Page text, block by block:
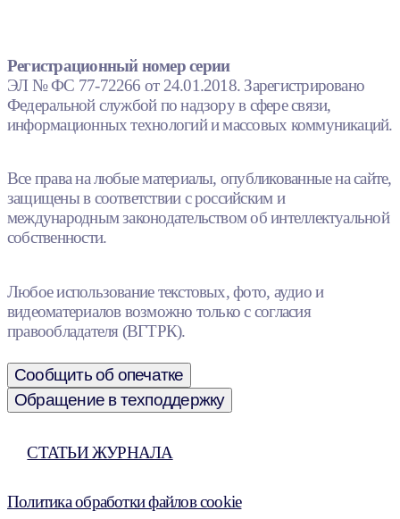
Регистрационный номер серии
ЭЛ № ФС 77-72266 от 24.01.2018. Зарегистрировано
Федеральной службой по надзору в сфере связи,
информационных технологий и массовых коммуникаций.
Все права на любые материалы, опубликованные на сайте,
защищены в соответствии с российским и
международным законодательством об интеллектуальной
собственности.
Любое использование текстовых, фото, аудио и
видеоматериалов возможно только с согласия
правообладателя (ВГТРК).
Сообщить об опечатке
Обращение в техподдержку
СТАТЬИ ЖУРНАЛА
Политика обработки файлов cookie